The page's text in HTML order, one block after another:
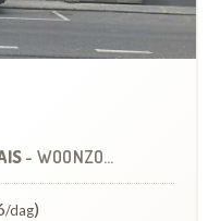
- WOONZORGCENTRUM (WZC)
/dag)